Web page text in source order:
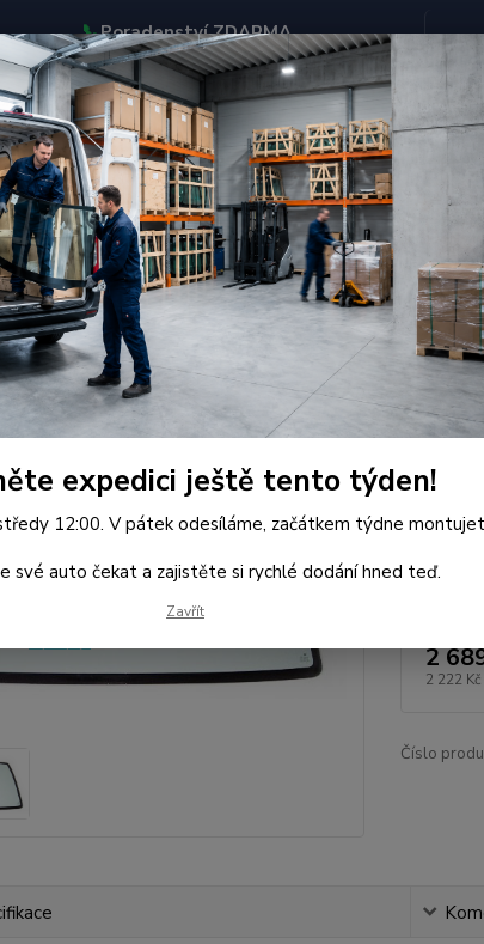
📞Poradenství ZDARMA
DO STŘEDY 12:00 - KAŽDÝ PÁTEK EXPEDUJEME!!
Hledat
Sklo - SEAT IBIZA CORDOBA INCA CADDY (r.1993-1997)
- SEAT IBIZA CORDOBA
Kvalitní
(r. 1993-
Autosklo
2
2 222 Kč
Číslo
expedici ještě tento týden!
12:00. V pátek odesíláme, začátkem týdne
své auto čekat a zajistěte si rychlé dodání hned teď.
Zavřít